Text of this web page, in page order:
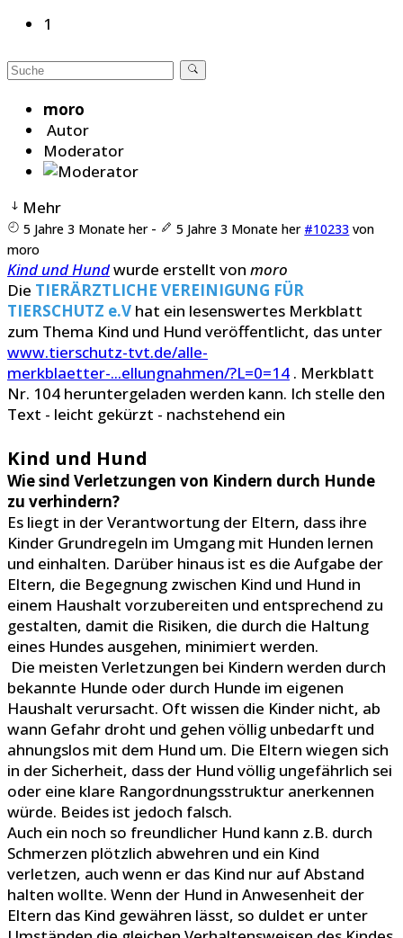
1
moro
Autor
Moderator
Mehr
5 Jahre 3 Monate her- 5 Jahre 3 Monate her #10233 von
moro
Kind und Hundwurde erstellt von moro
Die TIERÄRZTLICHE VEREINIGUNG FÜR
TIERSCHUTZ e.V hat ein lesenswertes Merkblatt
zum Thema Kind und Hund veröffentlicht, das unter
www.tierschutz-tvt.de/alle-
merkblaetter-...ellungnahmen/?L=0=14 . Merkblatt
Nr. 104 heruntergeladen werden kann. Ich stelle den
Text - leicht gekürzt - nachstehend ein
Kind und Hund
Wie sind Verletzungen von Kindern durch Hunde
zu verhindern?
Es liegt in der Verantwortung der Eltern, dass ihre
Kinder Grundregeln im Umgang mit Hunden lernen
und einhalten. Darüber hinaus ist es die Aufgabe der
Eltern, die Begegnung zwischen Kind und Hund in
einem Haushalt vorzubereiten und entsprechend zu
gestalten, damit die Risiken, die durch die Haltung
eines Hundes ausgehen, minimiert werden.
Die meisten Verletzungen bei Kindern werden durch
bekannte Hunde oder durch Hunde im eigenen
Haushalt verursacht. Oft wissen die Kinder nicht, ab
wann Gefahr droht und gehen völlig unbedarft und
ahnungslos mit dem Hund um. Die Eltern wiegen sich
in der Sicherheit, dass der Hund völlig ungefährlich sei
oder eine klare Rangordnungsstruktur anerkennen
würde. Beides ist jedoch falsch.
Auch ein noch so freundlicher Hund kann z.B. durch
Schmerzen plötzlich abwehren und ein Kind
verletzen, auch wenn er das Kind nur auf Abstand
halten wollte. Wenn der Hund in Anwesenheit der
Eltern das Kind gewähren lässt, so duldet er unter